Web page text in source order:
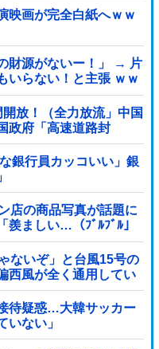
映画が完全白紙へｗｗ
財源がないー！」 → 片
いらない！と主張 ｗｗ
放！（全力放流」中国
政府「高速道路封
せて開門（土砂崩れ発
銀行員カッコいい」銀
店の商品写真が話題に
ましい…（ﾌﾞﾙﾌﾞﾙ」
ないぞ」と台風15号の
西風が全く通用してい
待疑惑…大韓サッカー
いない」